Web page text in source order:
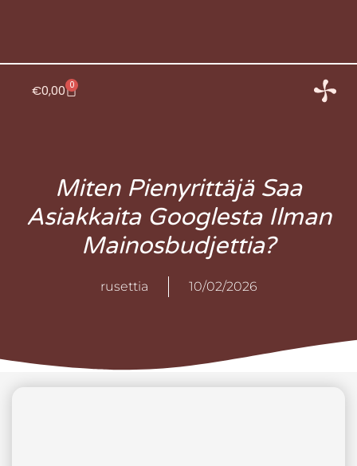
€0,00 0
Cart
Miten Pienyrittäjä Saa
Asiakkaita Googlesta Ilman
Mainosbudjettia?
rusettia 10/02/2026